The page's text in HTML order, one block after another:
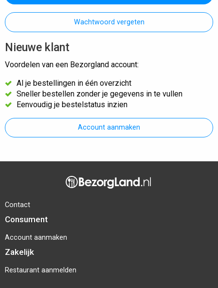
Wachtwoord vergeten
Nieuwe klant
Voordelen van een Bezorgland account:
Al je bestellingen in één overzicht
Sneller bestellen zonder je gegevens in te vullen
Eenvoudig je bestelstatus inzien
Account aanmaken
Contact
Consument
Account aanmaken
Zakelijk
Restaurant aanmelden